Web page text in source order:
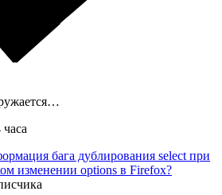
бага дублирования select при
изменении options в Firefox?